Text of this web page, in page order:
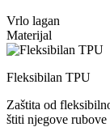
Vrlo lagan
Materijal
Fleksibilan TPU
Zaštita od
štiti njegove